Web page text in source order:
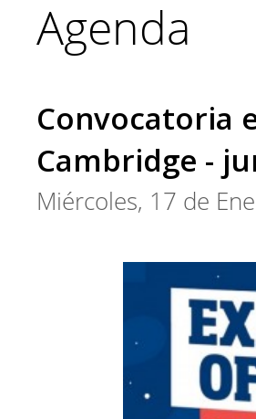
Agenda
Convocatoria
Cambridge -
Miércoles, 17 de